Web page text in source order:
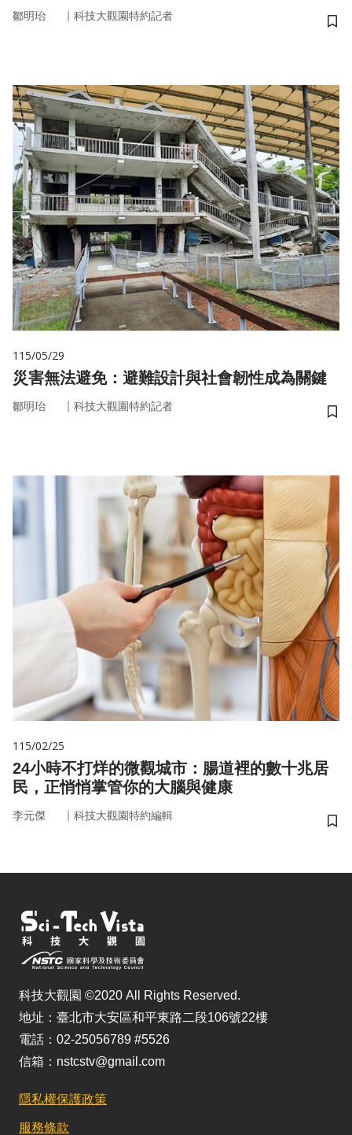
鄒明珆 ｜ 科技大觀園特約記者
儲
115/05/29
災害無法避免：避難設計與社會韌性成為關鍵
鄒明珆 ｜ 科技大觀園特約記者
儲
115/02/25
24小時不打烊的微觀城市：腸道裡的數十兆居
民，正悄悄掌管你的大腦與健康
李元傑 ｜ 科技大觀園特約編輯
儲
科技大觀園 ©2020 All Rights Reserved.
地址：臺北市大安區和平東路二段106號22樓
電話：02-25056789 #5526
信箱：nstcstv@gmail.com
隱私權保護政策
服務條款